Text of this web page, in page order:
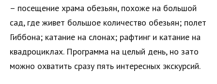
– посещение храма обезьян, похоже на большой
сад, где живет большое количество обезьян; полет
Гиббона; катание на слонах; рафтинг и катание на
квадроциклах. Программа на целый день, но зато
можно охватить сразу пять интересных экскурсий.